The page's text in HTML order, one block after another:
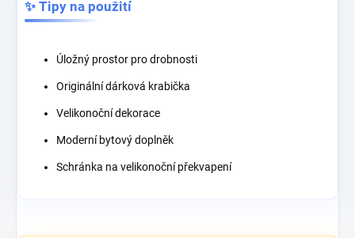
✨ Tipy na použití
Úložný prostor pro drobnosti
Originální dárková krabička
Velikonoční dekorace
Moderní bytový doplněk
Schránka na velikonoční překvapení